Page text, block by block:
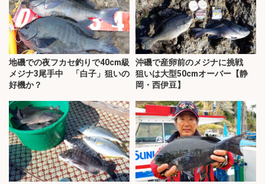
地磯での夜フカセ釣りで40cm級
メジナ3尾手中 「白子」狙いの
好機か？
沖磯で産卵前のメジナに挑戦
狙いは大型50cmオーバー【静
岡・西伊豆】